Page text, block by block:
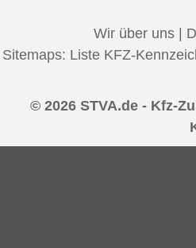
Wir über uns
Sitemaps: Liste KFZ-
© 2026 STVA.de - Kfz-